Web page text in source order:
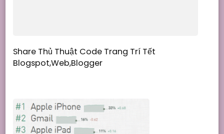
Share Thủ Thuật Code Trang Trí Tết
Blogspot,Web,Blogger